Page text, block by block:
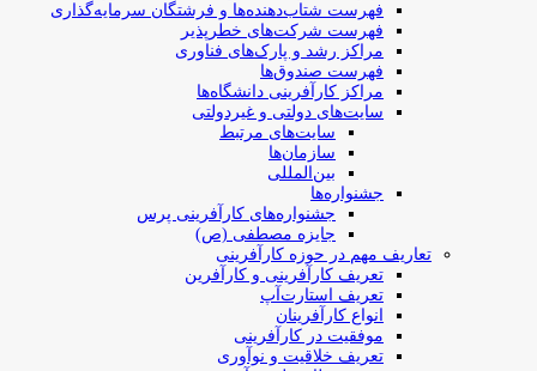
فهرست شتاب‌دهنده‌ها‌ و فرشتگان‌ سرمایه‌گذاری
فهرست شرکت‌های خطرپذیر
مراکز رشد و پارک‌های فناوری
فهرست صندوق‌ها
مراکز کارآفرینی دانشگاه‌ها
سایت‌های دولتی و غیردولتی
سایت‌های مرتبط
سازمان‌ها
بین‌المللی
جشنواره‌ها
جشنواره‌های کارآفرینی‌ پرس
جایزه مصطفی (ص)
تعاریف مهم در حوزه کارآفرینی
تعریف کارآفرینی و کارآفرین
تعریف استارت‌آپ
انواع کارآفرینان
موفقیت در کارآفرینی
تعریف خلاقیت و نوآوری